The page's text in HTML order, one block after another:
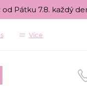
Pátku 7.8. každý
Více